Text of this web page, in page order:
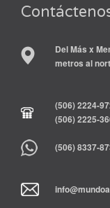
Del Más x
metros al
(506) 2224-
(506) 2225-
(506) 8337-